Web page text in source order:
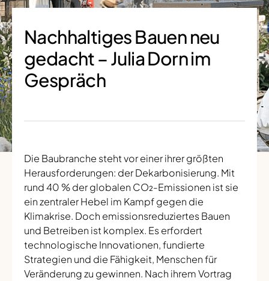
Nachhaltiges Bauen neu
gedacht – Julia Dorn im
Gespräch
Die Baubranche steht vor einer ihrer größten
Herausforderungen: der Dekarbonisierung. Mit
rund 40 % der globalen CO₂-Emissionen ist sie
ein zentraler Hebel im Kampf gegen die
Klimakrise. Doch emissionsreduziertes Bauen
und Betreiben ist komplex. Es erfordert
technologische Innovationen, fundierte
Strategien und die Fähigkeit, Menschen für
Veränderung zu gewinnen. Nach ihrem Vortrag